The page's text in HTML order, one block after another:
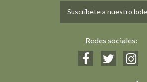
Suscríbete a nuestro
Redes sociales: